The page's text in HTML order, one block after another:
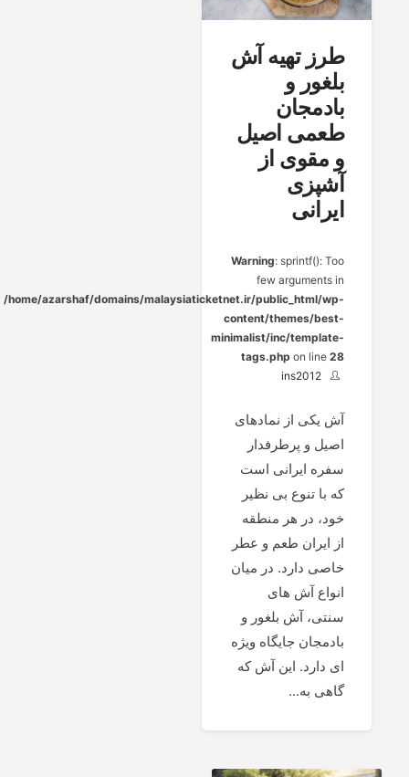
طرز تهیه آش
بلغور و
بادمجان
طعمی اصیل
و مقوی از
آشپزی
ایرانی
Warning: sprintf(): Too
few arguments in
/home/azarshaf/domains/malaysiaticketnet.ir/public_html/wp-
content/themes/best-
minimalist/inc/template-
tags.php on line28
ins2012
آش یکی از نمادهای
اصیل و پرطرفدار
سفره ایرانی است
که با تنوع بی نظیر
خود، در هر منطقه
از ایران طعم و عطر
خاصی دارد. در میان
انواع آش های
سنتی، آش بلغور و
بادمجان جایگاه ویژه
ای دارد. این آش که
گاهی به...